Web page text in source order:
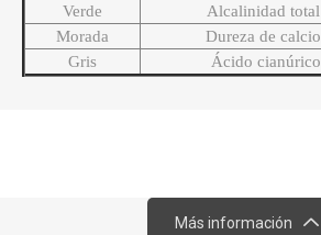
Verde
Alcalinidad total
Morada
Dureza de calcio
Gris
Ácido cianúrico
Más información